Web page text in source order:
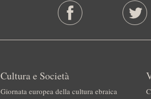
Cultura e Società
Giornata europea della cultura ebraica